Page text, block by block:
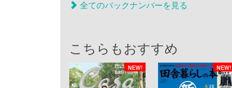
全てのバックナンバーを見る
こちらもおすすめ
NEW! NEW!